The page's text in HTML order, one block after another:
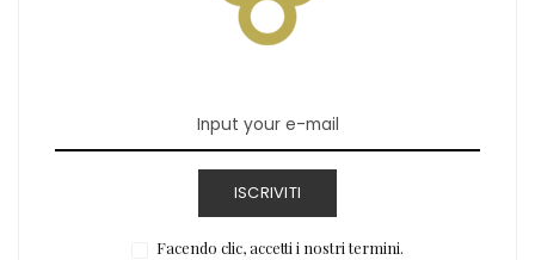
ISCRIVITI
Facendo clic, accetti i nostri termini.